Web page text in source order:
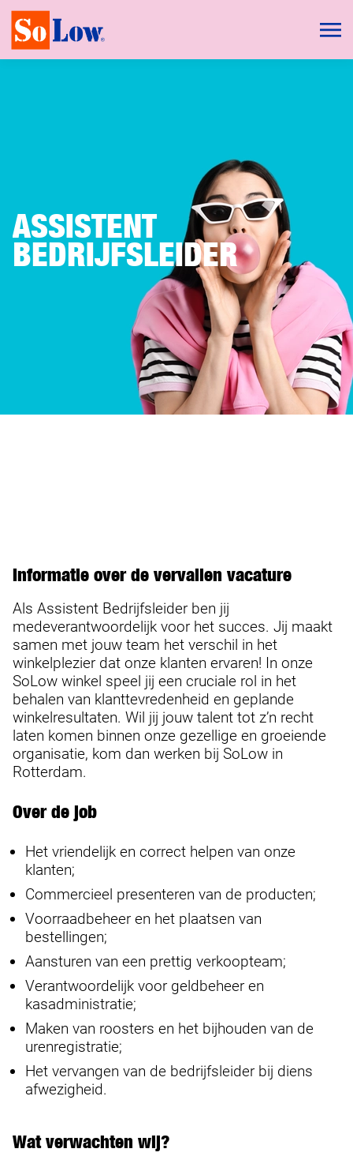
ASSISTENT
BEDRIJFSLEIDER
Informatie over de vervallen vacature
Als Assistent Bedrijfsleider ben jij
medeverantwoordelijk voor het succes. Jij maakt
samen met jouw team het verschil in het
winkelplezier dat onze klanten ervaren! In onze
SoLow winkel speel jij een cruciale rol in het
behalen van klanttevredenheid en geplande
winkelresultaten. Wil jij jouw talent tot z’n recht
laten komen binnen onze gezellige en groeiende
organisatie, kom dan werken bij SoLow in
Rotterdam.
Over de job
Het vriendelijk en correct helpen van onze
klanten;
Commercieel presenteren van de producten;
Voorraadbeheer en het plaatsen van
bestellingen;
Aansturen van een prettig verkoopteam;
Verantwoordelijk voor geldbeheer en
kasadministratie;
Maken van roosters en het bijhouden van de
urenregistratie;
Het vervangen van de bedrijfsleider bij diens
afwezigheid.
Wat verwachten wij?